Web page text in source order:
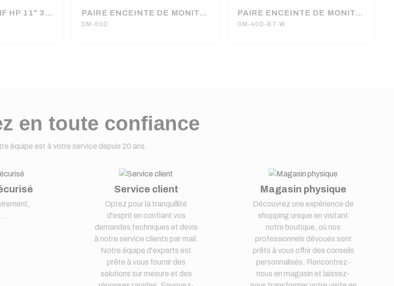
SUB STUDIO ACTIF HP 11" 350W FOCAL PAIRE ENCEINTE DE MONITORING NOIRE DM 50 D PIONEER
DM-50D
PAIRE ENCEINTE DE MONITORING BLANCHE BT PIONEER
DM-40D-BT-W
en toute confiance
équipe est à votre service depuis 20 ans.
Service client
Optez pour la tranquillité
d'esprit en confiant vos
demandes techniques et devis
à notre service clients par mail.
Notre équipe d'experts est
prête à vous fournir des
solutions sur mesure et des
Magasin physique
Découvrez une expérience de
shopping unique en visitant
notre boutique, où nos
professionnels dévoués sont
prêts à vous offrir des conseils
personnalisés. Rencontrez-
nous en magasin et laissez-